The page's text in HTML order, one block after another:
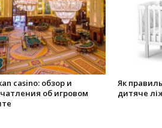
casino: обзор и
об игровом
Як
дитяче